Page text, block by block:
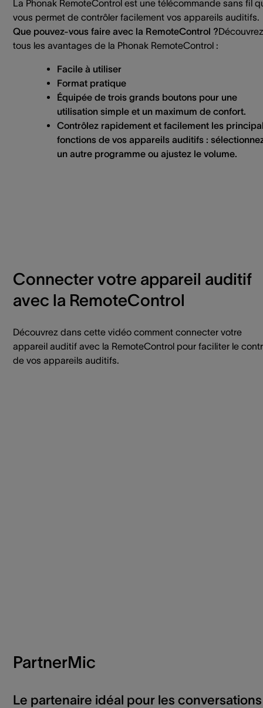
La Phonak RemoteControl est une télécommande sans fil
vous permet de contrôler facilement vos appareils auditifs.
Que pouvez-vous faire avec la RemoteControl ?Découvrez
tous les avantages de la Phonak RemoteControl :
Facile à utiliser
Format pratique
Équipée de trois grands boutons pour une
utilisation simple et un maximum de confort.
Contrôlez rapidement et facilement les
fonctions de vos appareils auditifs :
un autre programme ou ajustez le volume.
Connecter votre appareil auditif
avec la RemoteControl
Découvrez dans cette vidéo comment connecter votre
appareil auditif avec la RemoteControl pour faciliter le
de vos appareils auditifs.
PartnerMic
Le partenaire idéal pour les conversations